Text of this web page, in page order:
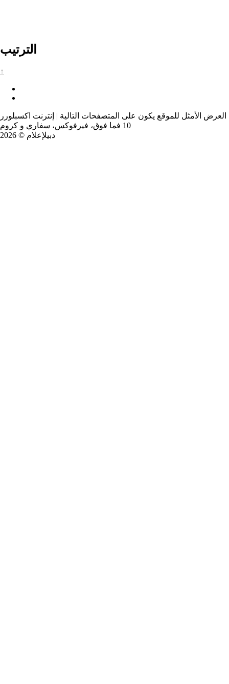
الترتيب
↑
العرض الأمثل للموقع يكون على المتصفحات التالية | إنترنت اكسبلورر
10 فما فوق، فيرفوكس، سفاري و كروم
دبيلإعلام © 2026